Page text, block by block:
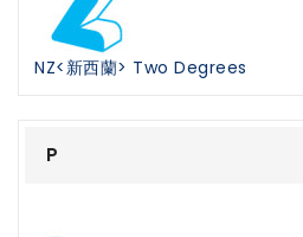
NZ<新西蘭> Two Degrees
P